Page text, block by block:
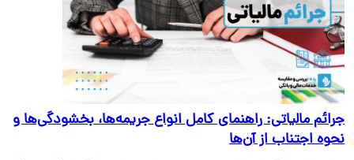
مالیاتی: راهنمای کامل انواع جریمه‌ها، بخشودگی‌ها و
اجتناب از آن‌ها